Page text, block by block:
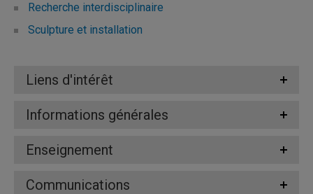
Recherche interdisciplinaire
Sculpture et installation
Liens d'intérêt
Informations générales
Enseignement
Communications